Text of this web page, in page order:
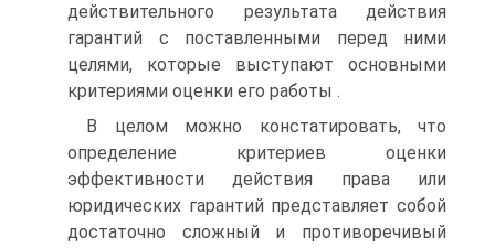
действительного результата действия
гарантий с поставленными перед ними
целями, которые выступают основными
критериями оценки его работы .
В целом можно констатировать, что
определение критериев оценки
эффективности действия права или
юридических гарантий представляет собой
достаточно сложный и противоречивый